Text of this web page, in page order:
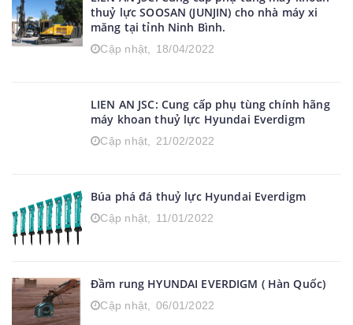
thuỷ lực SOOSAN (JUNJIN) cho nhà máy xi
măng tại tỉnh Ninh Bình.
Cập nhật, 18/04/2022
LIEN AN JSC: Cung cấp phụ tùng chính hãng
máy khoan thuỷ lực Hyundai Everdigm
Cập nhật, 21/02/2022
Búa phá đá thuỷ lực Hyundai Everdigm
Cập nhật, 11/01/2022
Đầm rung HYUNDAI EVERDIGM ( Hàn Quốc)
Cập nhật, 06/01/2022